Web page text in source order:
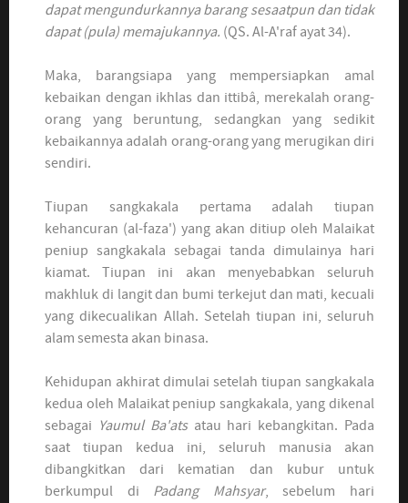
dapat mengundurkannya barang sesaatpun dan tidak
dapat (pula) memajukannya. (QS. Al-A'raf ayat 34).
Maka, barangsiapa yang mempersiapkan amal
kebaikan dengan ikhlas dan ittibâ, merekalah orang-
orang yang beruntung, sedangkan yang sedikit
kebaikannya adalah orang-orang yang merugikan diri
sendiri.
Tiupan sangkakala pertama adalah tiupan
kehancuran (al-faza') yang akan ditiup oleh Malaikat
peniup sangkakala sebagai tanda dimulainya hari
kiamat. Tiupan ini akan menyebabkan seluruh
makhluk di langit dan bumi terkejut dan mati, kecuali
yang dikecualikan Allah. Setelah tiupan ini, seluruh
alam semesta akan binasa.
Kehidupan akhirat dimulai setelah tiupan sangkakala
kedua oleh Malaikat peniup sangkakala, yang dikenal
sebagai
Yaumul Ba'atsatau hari kebangkitan. Pada
saat tiupan kedua ini, seluruh manusia akan
dibangkitkan dari kematian dan kubur untuk
berkumpul di Padang Mahsyar, sebelum hari